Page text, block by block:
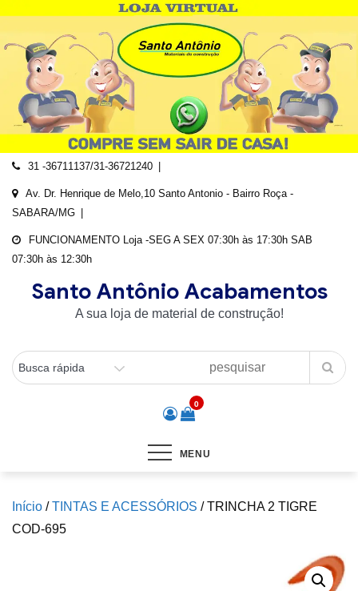
content
31 -36711137/31-36721240
Av. Dr. Henrique de Melo,10 Santo Antonio - Bairro Roça -
SABARA/MG
FUNCIONAMENTO Loja -SEG A SEX 07:30h às 17:30h SAB
07:30h às 12:30h
Santo Antônio Acabamentos
A sua loja de material de construção!
0
MENU
Início /TINTAS E ACESSÓRIOS / TRINCHA 2 TIGRE
COD-695